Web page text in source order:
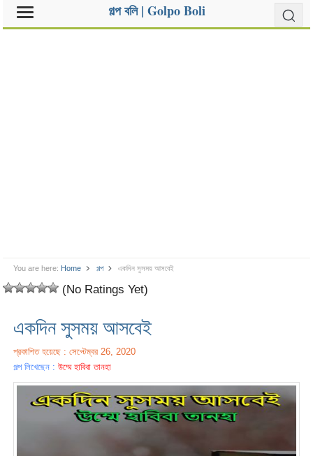
গল্প বলি | Golpo Boli
You are here: Home গল্প একদিন সুসময় আসবেই
(No Ratings Yet)
একদিন সুসময় আসবেই
প্রকাশিত হয়েছে : সেপ্টেম্বর 26, 2020
গল্প লিখেছেন :উম্মে হাবিবা তানহা